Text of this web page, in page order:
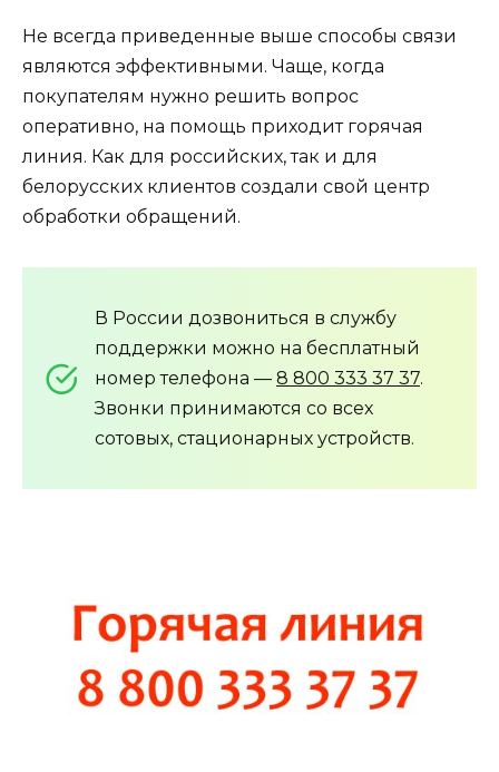
Не всегда приведенные выше способы связи
являются эффективными. Чаще, когда
покупателям нужно решить вопрос
оперативно, на помощь приходит горячая
линия. Как для российских, так и для
белорусских клиентов создали свой центр
обработки обращений.
В России дозвониться в службу
поддержки можно на бесплатный
номер телефона — 8 800 333 37 37.
Звонки принимаются со всех
сотовых, стационарных устройств.